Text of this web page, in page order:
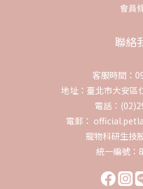
會員
聯絡
客服時間：
地址：臺北市大安區
電話：
電郵：
寵物科研生技
統一編號：